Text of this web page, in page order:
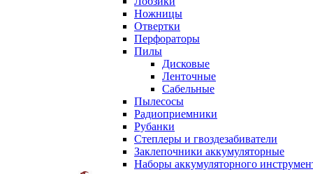
Ножницы
Отвертки
Перфораторы
Пилы
Дисковые
Ленточные
Сабельные
Пылесосы
Радиоприемники
Рубанки
Степлеры и гвоздезабиватели
Заклепочники аккумуляторные
Наборы аккумуляторного